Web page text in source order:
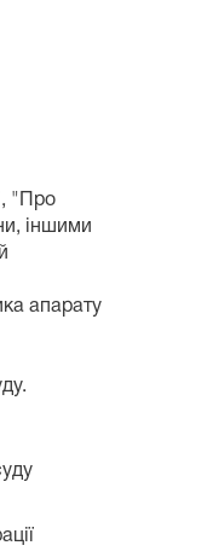
"Про
іншими
апарату